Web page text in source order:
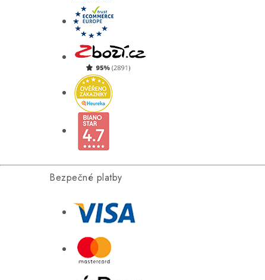
Bezpečné platby